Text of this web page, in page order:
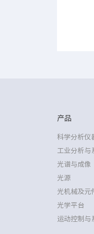
产品
科学分析仪
工业分析与
光谱与成像
光源
光机械及元
光学平台
运动控制与